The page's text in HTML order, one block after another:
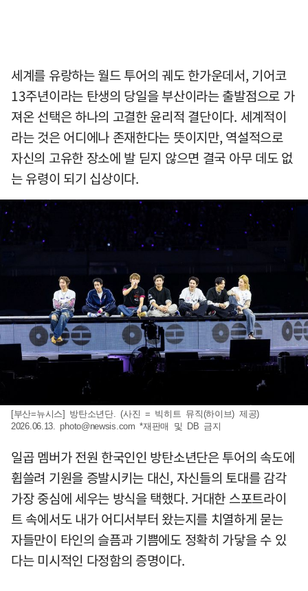
세계를 유랑하는 월드 투어의 궤도 한가운데서, 기어코
13주년이라는 탄생의 당일을 부산이라는 출발점으로 가
져온 선택은 하나의 고결한 윤리적 결단이다. 세계적이
라는 것은 어디에나 존재한다는 뜻이지만, 역설적으로
자신의 고유한 장소에 발 딛지 않으면 결국 아무 데도 없
는 유령이 되기 십상이다.
[부산=뉴시스] 방탄소년단. (사진 = 빅히트 뮤직(하이브) 제공)
2026.06.13.photo@newsis.com *재판매 및 DB 금지
일곱 멤버가 전원 한국인인 방탄소년단은 투어의 속도에
휩쓸려 기원을 증발시키는 대신, 자신들의 토대를 감각
가장 중심에 세우는 방식을 택했다. 거대한 스포트라이
트 속에서도 내가 어디서부터 왔는지를 치열하게 묻는
자들만이 타인의 슬픔과 기쁨에도 정확히 가닿을 수 있
다는 미시적인 다정함의 증명이다.